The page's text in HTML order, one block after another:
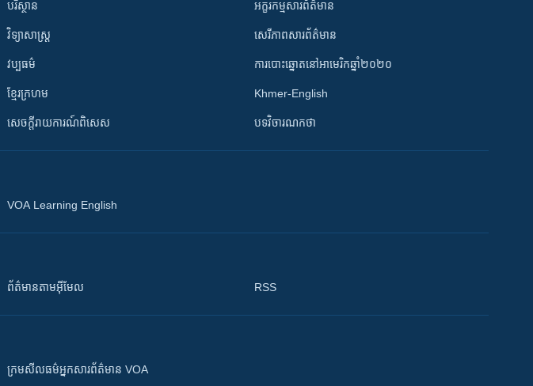
បរិស្ថាន
វិទ្យាសាស្រ្ត
វប្បធម៌
ខ្មែរក្រហម
សេចក្តីរាយការណ៍ពិសេស
អក្ខរកម្មសារព័ត៌មាន
សេរីភាពសារព័ត៌មាន
ការបោះឆ្នោតនៅអាមេរិកឆ្នាំ២០២០
Khmer-English
បទវិចារណកថា
VOA Learning English
ព័ត៌មាន​តាម​អ៊ីមែល RSS
ក្រម​​​សីលធម៌​​​អ្នក​​​សារព័ត៌មាន VOA